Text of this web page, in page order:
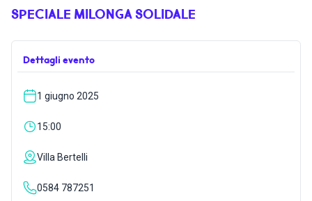
OSPITALITÀ
VILLA BERTELLI
SPECIALE MILONGA SOLIDALE
Dettagli evento
1 giugno 2025
15:00
Villa Bertelli
0584 787251